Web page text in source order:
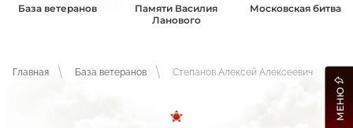
База ветеранов
Памяти Василия
Ланового
Московская битва
Главная База ветеранов Степанов Алексей Алексеевич
МЕНЮ